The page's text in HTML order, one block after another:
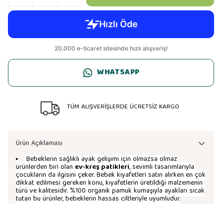
WHATSAPP
TÜM ALIŞVERİŞLERDE ÜCRETSİZ KARGO
Ürün Açıklaması
Bebeklerin sağlıklı ayak gelişimi için olmazsa olmaz
ürünlerden biri olan ev-kreş patikleri, sevimli tasarımlarıyla
çocukların da ilgisini çeker. Bebek kıyafetleri satın alırken en çok
dikkat edilmesi gereken konu, kıyafetlerin üretildiği malzemenin
türü ve kalitesidir. %100 organik pamuk kumaşıyla ayakları sıcak
tutan bu ürünler, bebeklerin hassas ciltleriyle uyumludur.